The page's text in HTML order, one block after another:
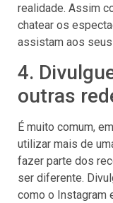
realidade. Assim
chatear os
assistam aos
4.
outras
É muito comum,
utilizar mais de
fazer parte dos
ser diferente.
como o Instagram